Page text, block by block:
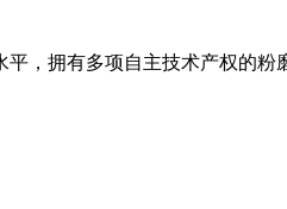
，拥有多项自主技术产权的